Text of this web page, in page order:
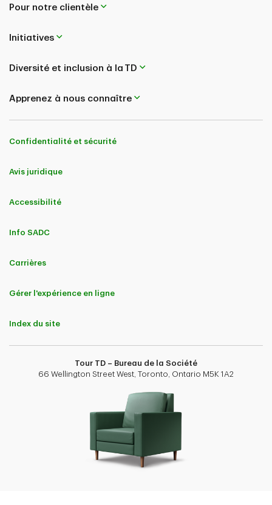
Pour notre clientèle
Initiatives
Diversité et inclusion à la TD
Apprenez à nous connaître
Confidentialité et sécurité
Avis juridique
Accessibilité
Info SADC
Carrières
Gérer l'expérience en ligne
Index du site
Tour TD – Bureau de la Société
66 Wellington Street West, Toronto, Ontario M5K 1A2